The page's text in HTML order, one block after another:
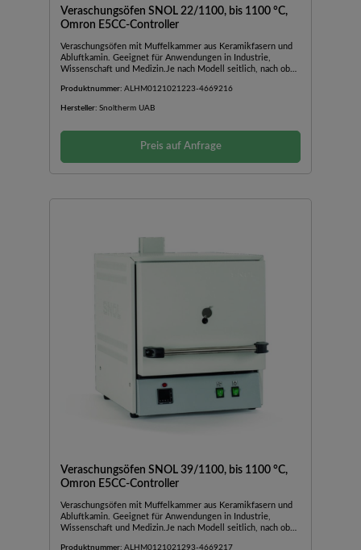
Veraschungsöfen SNOL 22/1100, bis 1100 °C,
Omron E5CC-Controller
Veraschungsöfen mit Muffelkammer aus Keramikfasern und
Abluftkamin. Geeignet für Anwendungen in Industrie,
Wissenschaft und Medizin.Je nach Modell seitlich, nach oben
pulverbeschichtetem BlechAbluftkamin mit
einfachem Temperaturregler Omron E5CC mit einstellbarer
Temperatur und Zeit (nicht programmierbar)
Produktnummer: ALHM0121021223-4669216
Hersteller: Snoltherm UAB
Preis auf Anfrage
Veraschungsöfen SNOL 39/1100, bis 1100 °C,
Omron E5CC-Controller
Veraschungsöfen mit Muffelkammer aus Keramikfasern und
Abluftkamin. Geeignet für Anwendungen in Industrie,
Wissenschaft und Medizin.Je nach Modell seitlich, nach oben
Produktnummer: ALHM0121021293-4669217